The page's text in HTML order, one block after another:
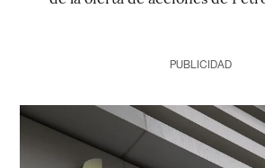
PUBLICIDAD